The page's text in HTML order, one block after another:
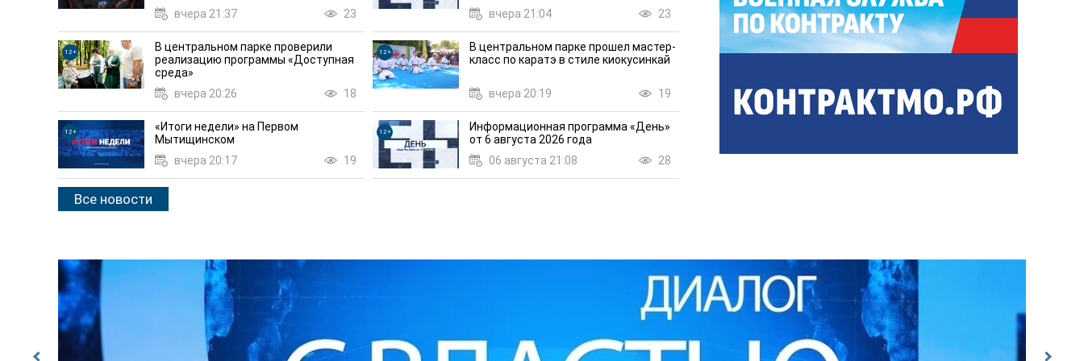
вчера 21:37
23 вчера 21:04 23
В центральном парке проверили
реализацию программы «Доступная
среда»
вчера 20:26
18
12+
В центральном парке прошел мастер-
класс по каратэ в стиле киокусинкай
вчера 20:19 19
12+
«Итоги недели» на Первом
Мытищинском
вчера 20:17
19
12+
Информационная программа «День»
от 6 августа 2026 года
06 августа 21:08
28
12+
Все новости